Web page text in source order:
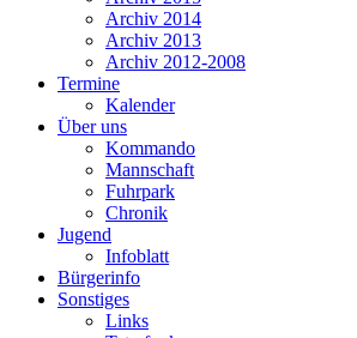
Archiv 2014
Archiv 2013
Archiv 2012-2008
Termine
Kalender
Über uns
Kommando
Mannschaft
Fuhrpark
Chronik
Jugend
Infoblatt
Bürgerinfo
Sonstiges
Links